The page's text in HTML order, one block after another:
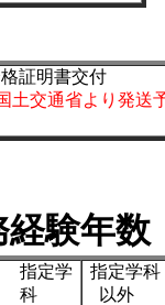
証明書交付
土交通省より発送
経験年数
指定学
科
指定学科
以外